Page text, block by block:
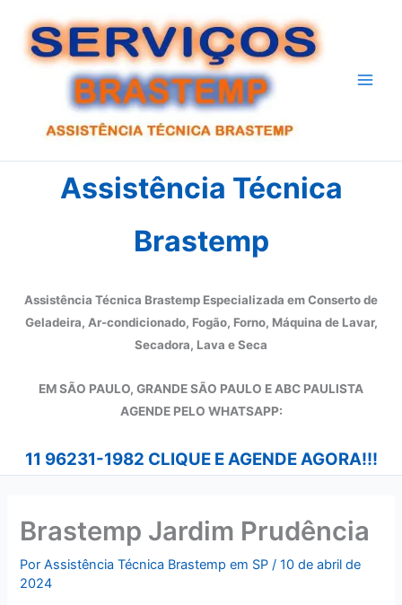
para
Assistência Técnica
Brastemp
Assistência Técnica Brastemp Especializada em Conserto de
Geladeira, Ar-condicionado, Fogão, Forno, Máquina de Lavar,
Secadora, Lava e Seca
EM SÃO PAULO, GRANDE SÃO PAULO E ABC PAULISTA
AGENDE PELO WHATSAPP:
11 96231-1982 CLIQUE E AGENDE AGORA!!!
Brastemp Jardim Prudência
PorAssistência Técnica Brastemp em SP /10 de abril de
2024